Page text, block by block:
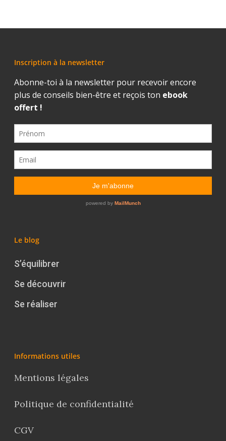
Inscription à la newsletter
Le blog
S’équilibrer
Se découvrir
Se réaliser
Informations utiles
Mentions légales
Politique de confidentialité
CGV